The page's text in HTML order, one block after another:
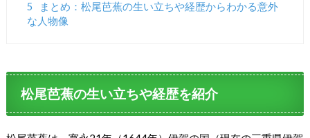
5
まとめ：松尾芭蕉の生い立ちや経歴からわかる意外
な人物像
松尾芭蕉の生い立ちや経歴を紹介